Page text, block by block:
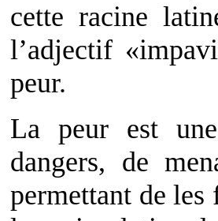
cette racine
l’adjectif
peur.
La peur est
dangers, de
permettant de